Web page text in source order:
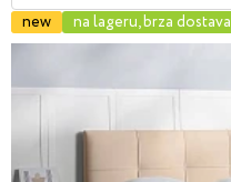
new na lageru, brza dostava